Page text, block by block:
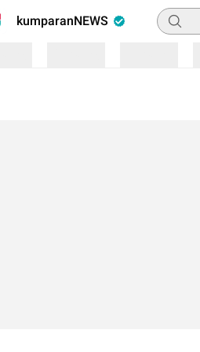
kumparanNEWS